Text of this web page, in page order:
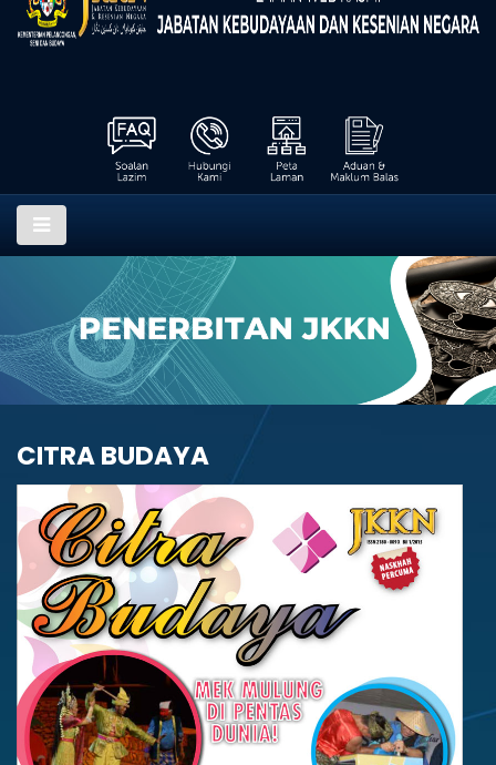
CITRA BUDAYA